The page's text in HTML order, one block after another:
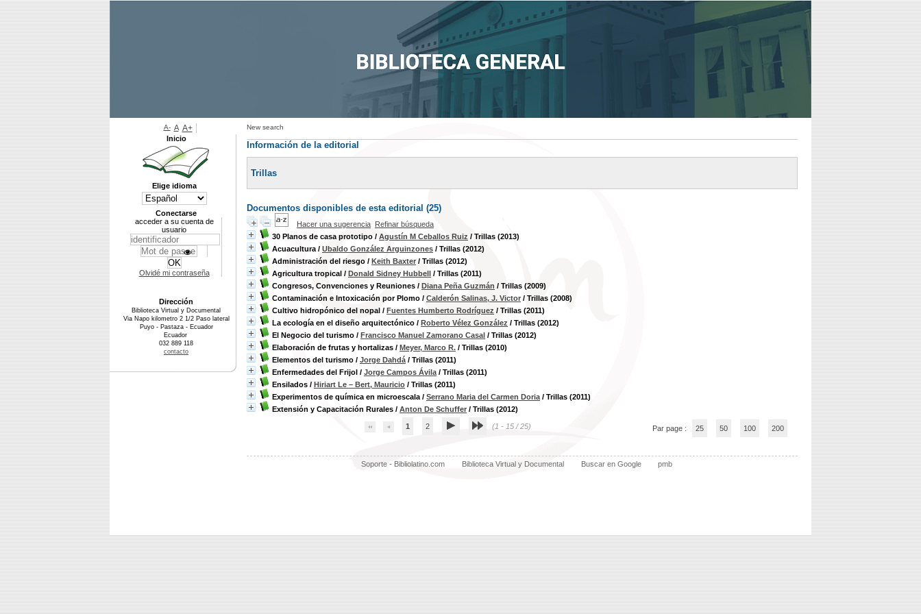
New search
Información de la editorial
Trillas
Documentos disponibles de esta editorial (25)
Hacer una sugerencia Refinar búsqueda
30 Planos de casa prototipo / Agustín M Ceballos Ruiz / Trillas (2013)
Acuacultura / Ubaldo González Arguinzones / Trillas (2012)
Administración del riesgo / Keith Baxter/ Trillas (2012)
Agricultura tropical / Donald Sidney Hubbell / Trillas (2011)
Congresos, Convenciones y Reuniones / Diana Peña Guzmán / Trillas (2009)
Contaminación e Intoxicación por Plomo / Calderón Salinas, J. Victor / Trillas (2008)
Cultivo hidropónico del nopal / Fuentes Humberto Rodríguez / Trillas (2011)
La ecología en el diseño arquitectónico / Roberto Vélez González / Trillas (2012)
El Negocio del turismo / Francisco Manuel Zamorano Casal / Trillas (2012)
Elaboración de frutas y hortalizas / Meyer, Marco R. / Trillas (2010)
Elementos del turismo / Jorge Dahdá / Trillas (2011)
Enfermedades del Frijol / Jorge Campos Ávila / Trillas (2011)
Ensilados / Hiriart Le – Bert, Mauricio / Trillas (2011)
Experimentos de química en microescala / Serrano Maria del Carmen Doria / Trillas (2011)
Extensión y Capacitación Rurales / Anton De Schuffer / Trillas (2012)
1 2 (1 - 15 / 25) Par page : 25 50 100 200
Soporte - Bibliolatino.com Biblioteca Virtual y Documental Buscar en Google pmb
A- A A+
Inicio
Elige idioma
Conectarse
acceder a su cuenta de
usuario
Olvidé mi contraseña
Dirección
Biblioteca Virtual y Documental
Via Napo kilometro 2 1/2 Paso lateral
Puyo - Pastaza - Ecuador
Ecuador
032 889 118
contacto